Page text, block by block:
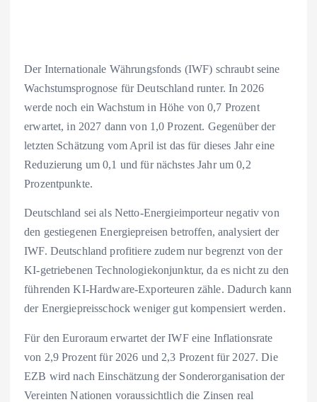
Der Internationale Währungsfonds (IWF) schraubt seine
Wachstumsprognose für Deutschland runter. In 2026
werde noch ein Wachstum in Höhe von 0,7 Prozent
erwartet, in 2027 dann von 1,0 Prozent. Gegenüber der
letzten Schätzung vom April ist das für dieses Jahr eine
Reduzierung um 0,1 und für nächstes Jahr um 0,2
Prozentpunkte.
Deutschland sei als Netto-Energieimporteur negativ von
den gestiegenen Energiepreisen betroffen, analysiert der
IWF. Deutschland profitiere zudem nur begrenzt von der
KI-getriebenen Technologiekonjunktur, da es nicht zu den
führenden KI-Hardware-Exporteuren zähle. Dadurch kann
der Energiepreisschock weniger gut kompensiert werden.
Für den Euroraum erwartet der IWF eine Inflationsrate
von 2,9 Prozent für 2026 und 2,3 Prozent für 2027. Die
EZB wird nach Einschätzung der Sonderorganisation der
Vereinten Nationen voraussichtlich die Zinsen real